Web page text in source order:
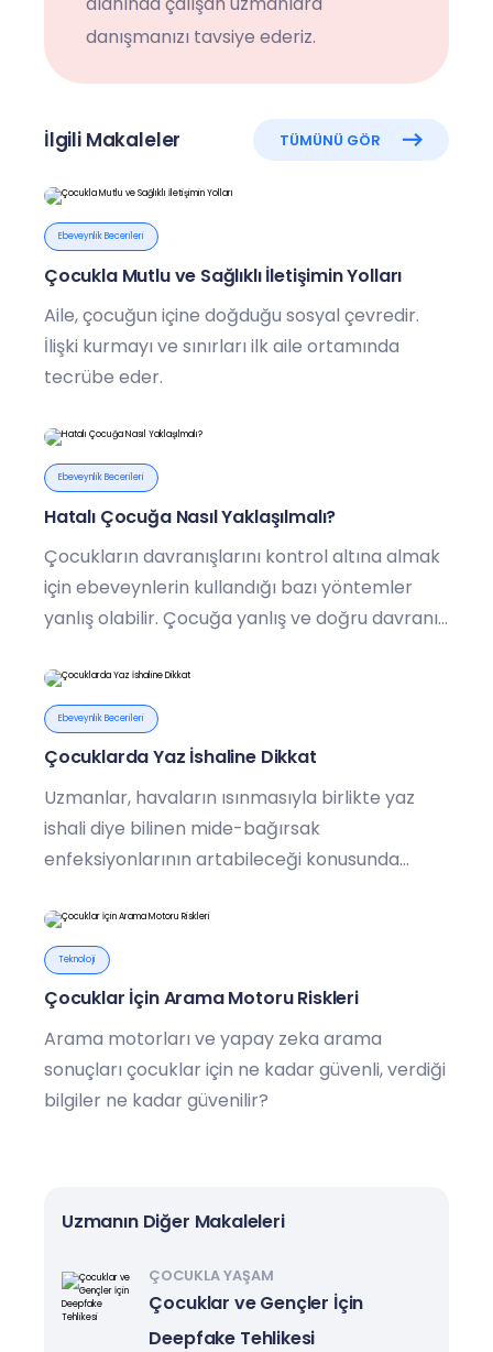
danışmanızı tavsiye ederiz.
İlgili Makaleler TÜMÜNÜ GÖR
Ebeveynlik Becerileri
Çocukla Mutlu ve Sağlıklı İletişimin Yolları
Aile, çocuğun içine doğduğu sosyal çevredir.
İlişki kurmayı ve sınırları ilk aile ortamında
tecrübe eder.
Ebeveynlik Becerileri
Hatalı Çocuğa Nasıl Yaklaşılmalı?
Çocukların davranışlarını kontrol altına almak
için ebeveynlerin kullandığı bazı yöntemler
yanlış olabilir. Çocuğa yanlış ve doğru davranış
Ebeveynlik Becerileri
Çocuklarda Yaz İshaline Dikkat
Uzmanlar, havaların ısınmasıyla birlikte yaz
ishali diye bilinen mide-bağırsak
enfeksiyonlarının artabileceği konusunda
Teknoloji
Çocuklar İçin Arama Motoru Riskleri
Arama motorları ve yapay zeka arama
sonuçları çocuklar için ne kadar güvenli, verdiği
bilgiler ne kadar güvenilir?
Uzmanın Diğer Makaleleri
ÇOCUKLA YAŞAM
Çocuklar ve Gençler İçin
Deepfake Tehlikesi